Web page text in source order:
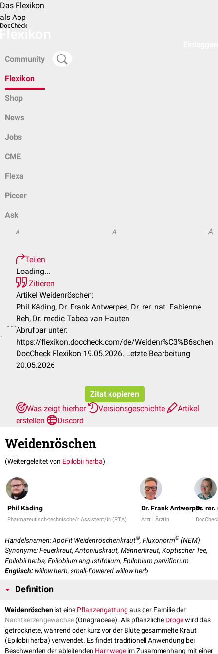
Das Flexikon
als App
Community
Flexikon
Shop
News
Jobs
CME
Flexa
Piccer
Ask
A A A
Teilen
Loading...
Zitieren
Artikel Weidenröschen:
Phil Käding, Dr. Frank Antwerpes, Dr. rer. nat. Fabienne
Reh, Dr. medic Tabea van Hauten
Abrufbar unter:
https://flexikon.doccheck.com/de/Weidenr%C3%B6schen
DocCheck Flexikon 19.05.2026. Letzte Bearbeitung
20.05.2026
Zitat kopieren
Was zeigt hierher
Versionsgeschichte
Artikel
erstellen
Discord
Weidenröschen
(Weitergeleitet von Epilobii herba)
Phil Käding
Pharmazeutisch-technische/r Assistent/in (PTA)
Dr. Frank Antwerpes
Arzt | Ärztin
Dr.
Handelsnamen: ApoFit Weidenröschenkraut©, Fluxonorm© (NEM)
Synonyme: Feuerkraut, Antoniuskraut, Männerkraut, Koptischer Tee,
Epilobii herba, Epilobium angustifolium, Epilobium parviflorum
Englisch: willow herb, small-flowered willow herb
Definition
Weidenröschen ist eine Pflanzengattung aus der Familie der
Nachtkerzengewächse (Onagraceae). Als pflanzliche Drogewird das
getrocknete, während oder kurz vor der Blüte gesammelte Kraut
(Epilobii herba) verwendet. Es findet traditionell Anwendung bei
Beschwerden der ableitenden Harnwege im Zusammenhang mit einer